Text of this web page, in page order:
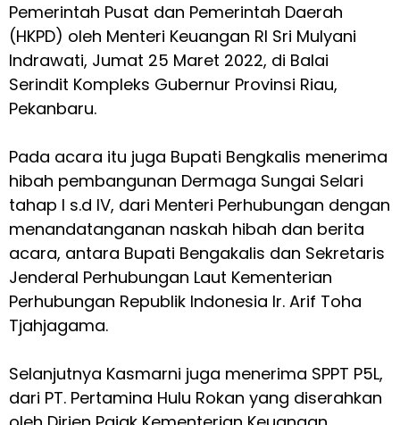
Pemerintah Pusat dan Pemerintah Daerah
(HKPD) oleh Menteri Keuangan RI Sri Mulyani
Indrawati, Jumat 25 Maret 2022, di Balai
Serindit Kompleks Gubernur Provinsi Riau,
Pekanbaru.
Pada acara itu juga Bupati Bengkalis menerima
hibah pembangunan Dermaga Sungai Selari
tahap I s.d IV, dari Menteri Perhubungan dengan
menandatanganan naskah hibah dan berita
acara, antara Bupati Bengakalis dan Sekretaris
Jenderal Perhubungan Laut Kementerian
Perhubungan Republik Indonesia Ir. Arif Toha
Tjahjagama.
Selanjutnya Kasmarni juga menerima SPPT P5L,
dari PT. Pertamina Hulu Rokan yang diserahkan